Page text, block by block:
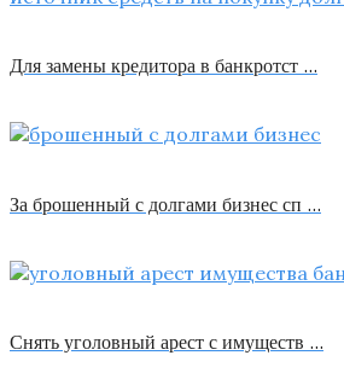
Для замены кредитора в банкротст …
За брошенный с долгами бизнес сп …
Снять уголовный арест с имуществ …